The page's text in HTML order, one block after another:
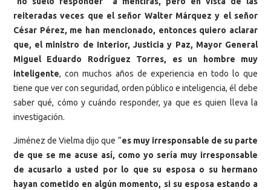
reiteradas veces que el señor Walter Márquez y el señor
César Pérez, me han mencionado, entonces quiero aclarar
que, el ministro de Interior, Justicia y Paz, Mayor General
Miguel Eduardo Rodríguez Torres, es un hombre muy
inteligente, con muchos años de experiencia en todo lo que
tiene que ver con seguridad, orden público e inteligencia, él debe
saber qué, cómo y cuándo responder, ya que es quien lleva la
investigación.
Jiménez de Vielma dijo que “es muy irresponsable de su parte
de que se me acuse así, como yo sería muy irresponsable
de acusarlo a usted por lo que su esposa o su hermano
hayan cometido en algún momento, si su esposa estando a